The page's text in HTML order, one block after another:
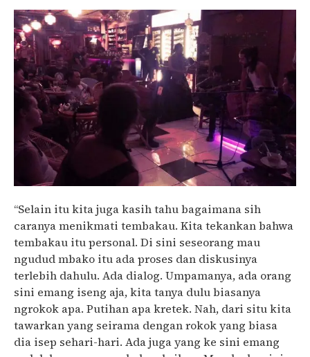
“Selain itu kita juga kasih tahu bagaimana sih
caranya menikmati tembakau. Kita tekankan bahwa
tembakau itu personal. Di sini seseorang mau
ngudud mbako itu ada proses dan diskusinya
terlebih dahulu. Ada dialog. Umpamanya, ada orang
sini emang iseng aja, kita tanya dulu biasanya
ngrokok apa. Putihan apa kretek. Nah, dari situ kita
tawarkan yang seirama dengan rokok yang biasa
dia isep sehari-hari. Ada juga yang ke sini emang